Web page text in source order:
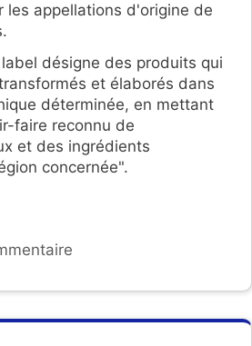
les appellations d'origine de
désigne des produits qui
et élaborés dans
déterminée, en mettant
faire reconnu de
et des ingrédients
concernée".